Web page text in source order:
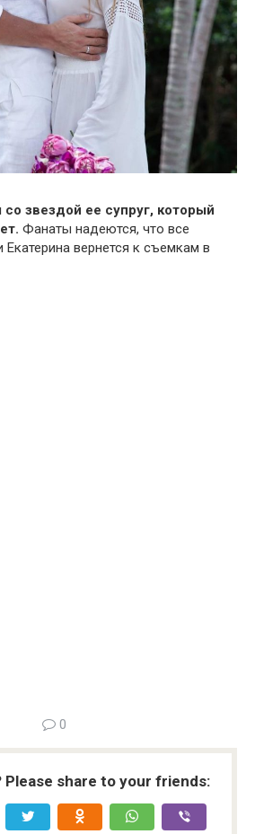
звездой ее супруг, который
Фанаты надеются, что все
Екатерина вернется к съемкам в
0
Please share to your friends: